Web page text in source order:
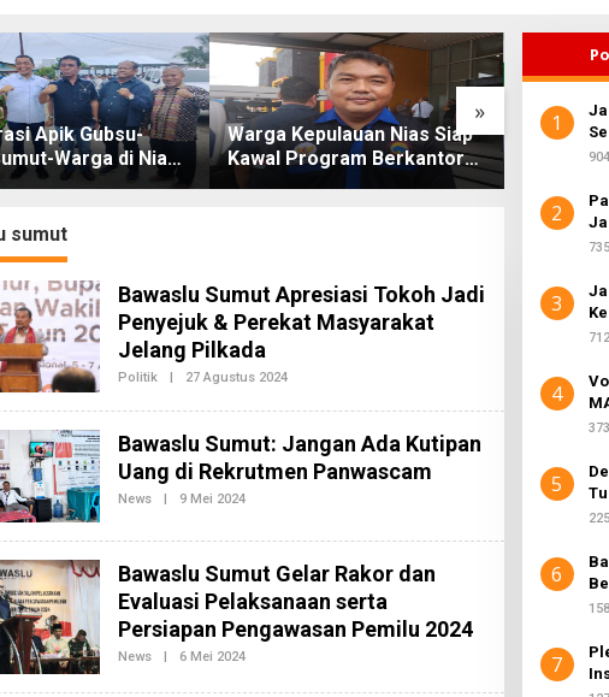
»
Apik Gubsu-
Warga di Nias
Rusak Puluhan
Warga Kepulauan Nias Siap
Kawal Program Berkantor
Gubsu Bobby Nasution
Stunting,
sumut
Bawaslu Sumut Apresiasi Tokoh Jadi
Penyejuk & Perekat Masyarakat
Jelang Pilkada
Politik | 27 Agustus 2024O
E
R
D
I
2
Bawaslu Sumut: Jangan Ada Kutipan
Uang di Rekrutmen Panwascam
News 9 Mei 2024O
R
E
D
K
Bawaslu Sumut Gelar Rakor dan
Evaluasi Pelaksanaan serta
Persiapan Pengawasan Pemilu 2024
News | 6 Mei 2024O
E
1
2
3
4
5
6
7